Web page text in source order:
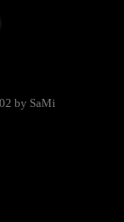
by SaMi